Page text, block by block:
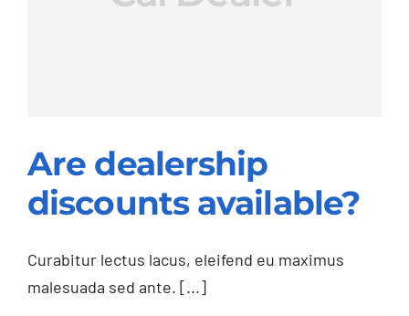
Are dealership
discounts available?
Are dealership
discounts available?
Curabitur lectus lacus, eleifend eu maximus
malesuada sed ante. [...]